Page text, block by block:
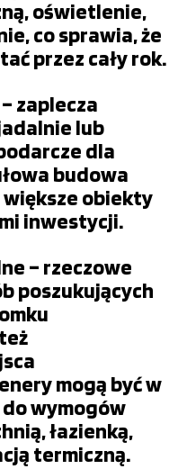
oświetlenie,
co sprawia, że
przez cały rok.
zaplecza
lub
dla
budowa
większe obiekty
inwestycji.
– rzeczowe
poszukujących
mogą być w
wymogów
łazienką,
termiczną.